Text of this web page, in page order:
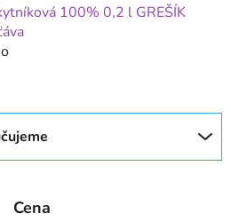
100% 0,2 l GREŠÍK
Cena